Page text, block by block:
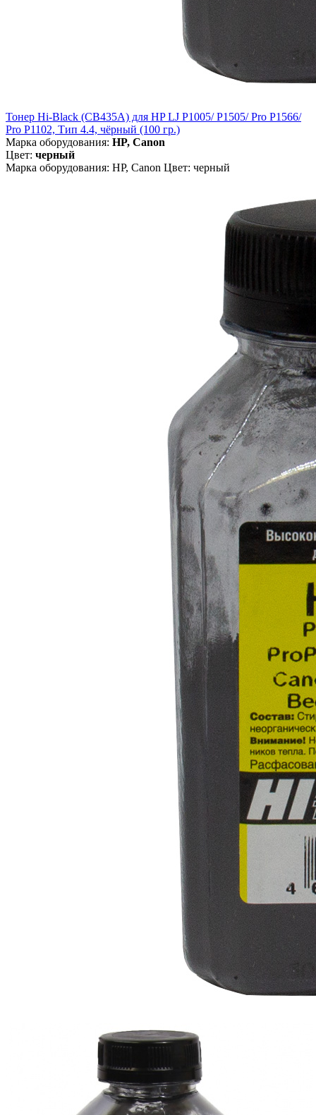
Тонер Hi-Black (CB435A) для HP LJ P1005/ P1505/ Pro P1566/
Pro P1102, Тип 4.4, чёрный (100 гр.)
Марка оборудования: HP, Canon
Цвет: черный
Марка оборудования: HP, Canon Цвет: черный